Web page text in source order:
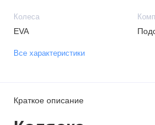
Колеса
EVA
Все характеристики
Краткое описание